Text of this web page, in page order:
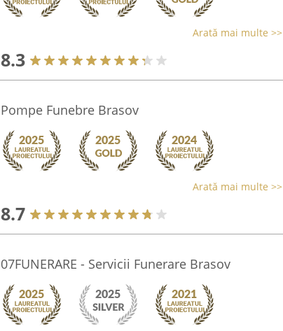
Arată mai multe >>
8.3
Pompe Funebre Brasov
Arată mai multe >>
8.7
07FUNERARE - Servicii Funerare Brasov